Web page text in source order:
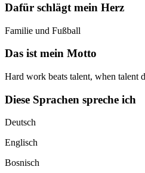
Dafür schlägt mein Herz
Familie und Fußball
Das ist mein Motto
Hard work beats talent, when talent
Diese Sprachen spreche ich
Deutsch
Englisch
Bosnisch